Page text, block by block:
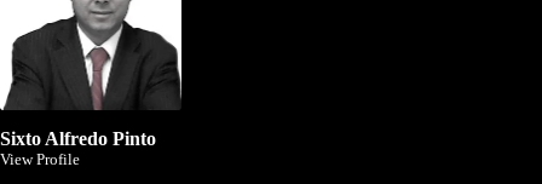
Sixto Alfredo Pinto
View Profile